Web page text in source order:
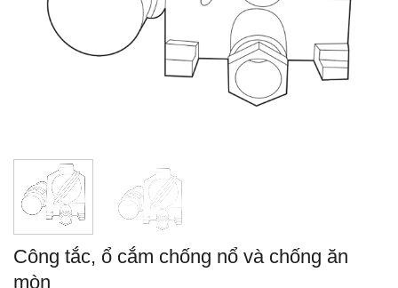
Công tắc, ổ cắm chống nổ và chống ăn
mòn